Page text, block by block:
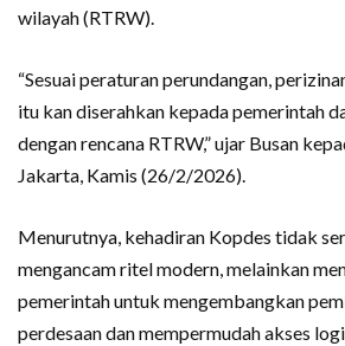
wilayah (RTRW).
“Sesuai peraturan perundangan,
itu kan diserahkan kepada pemerintah
dengan rencana RTRW,” ujar Busan
Jakarta, Kamis (26/2/2026).
Menurutnya, kehadiran Kopdes tidak
mengancam ritel modern, melainkan
pemerintah untuk mengembangkan
perdesaan dan mempermudah akses